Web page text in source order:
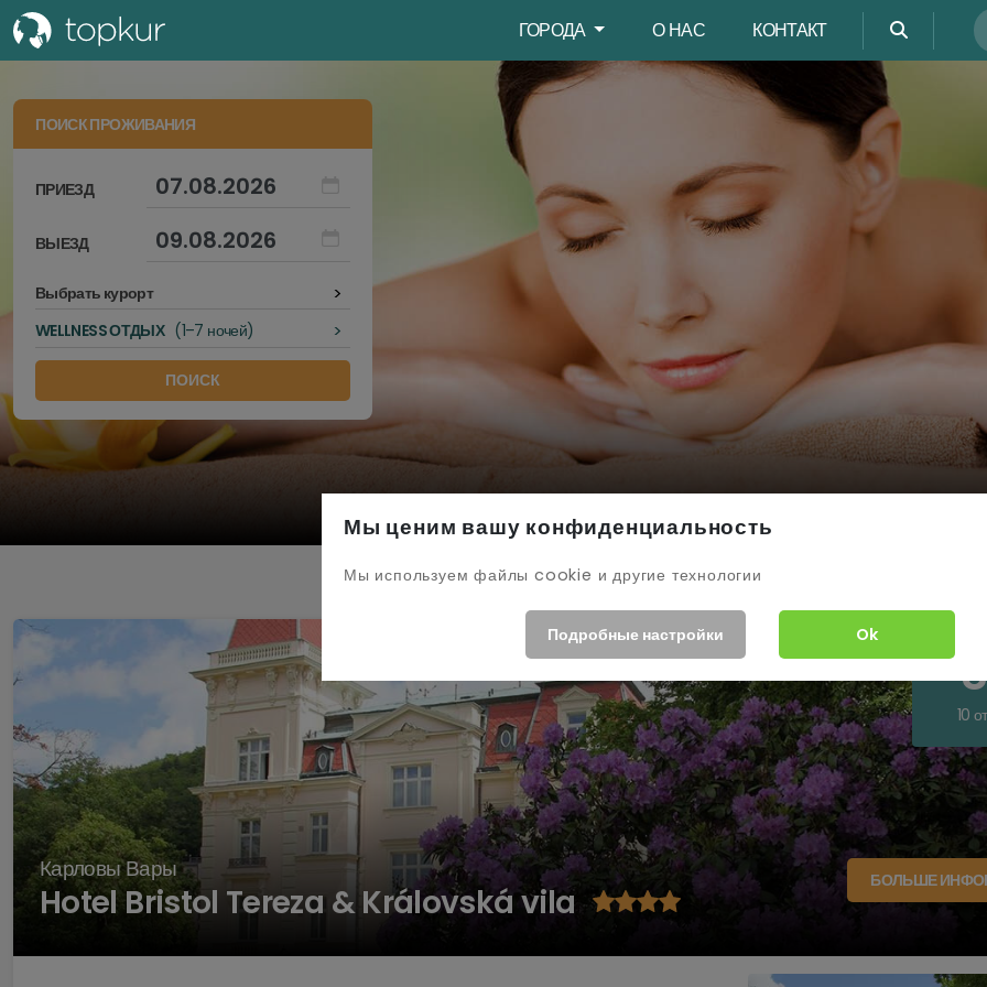
ГОРОДА О НАС КОНТАКТ
ПОИСК ПРОЖИВАНИЯ
ПРИЕЗД
ВЫЕЗД
Выбрать курорт >
МАРИАНСКИЕ ЛАЗНИ
ФРАНТИШКОВЫ ЛАЗНИ
ЯХИМОВ
ПРАГА
КУРОРТ ТЕПЛИЦЕ
WELLNESS ОТДЫХ (1–7 ночей) >
10
Карловы Вары
Hotel Bristol Tereza & Královská vila
БОЛЬШЕ
Мы ценим вашу конфиденциальность
Мы используем файлы cookie и другие технологии
Подробные настройки Ok